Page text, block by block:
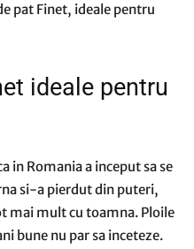
pat Finet, ideale pentru
ideale pentru
in Romania a inceput sa se
si-a pierdut din puteri,
mai mult cu toamna. Ploile
bune nu par sa inceteze.